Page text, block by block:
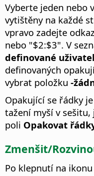
Vyberte jeden nebo
vytištěny na každé
vpravo zadejte
nebo "$2:$3". V
definované
definovaných
vybrat položku -
Opakující se řádky
tažení myší v
poli Opakovat
Zmenšit/
Po klepnutí na ikonu